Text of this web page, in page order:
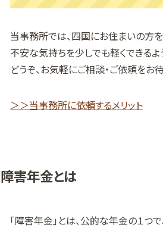
当事務所では、四国にお住まいの方
不安な気持ちを少しでも軽くできるよ
どうぞ、お気軽にご相談・ご依頼をお
＞＞当事務所に依頼するメリット
障害年金とは
「障害年金」とは、公的な年金の１